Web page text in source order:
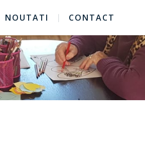
NOUTATI CONTACT